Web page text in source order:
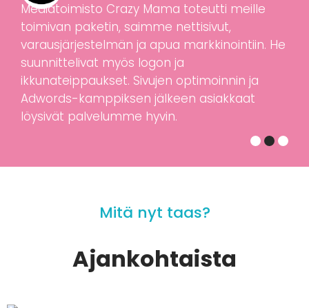
Mediatoimisto Crazy Mama toteutti meille
toimivan paketin, saimme nettisivut,
varausjärjestelmän ja apua markkinointiin. He
suunnittelivat myös logon ja
ikkunateippaukset. Sivujen optimoinnin ja
Adwords-kamppiksen jälkeen asiakkaat
löysivät palvelumme hyvin.
Mitä nyt taas?
Ajankohtaista